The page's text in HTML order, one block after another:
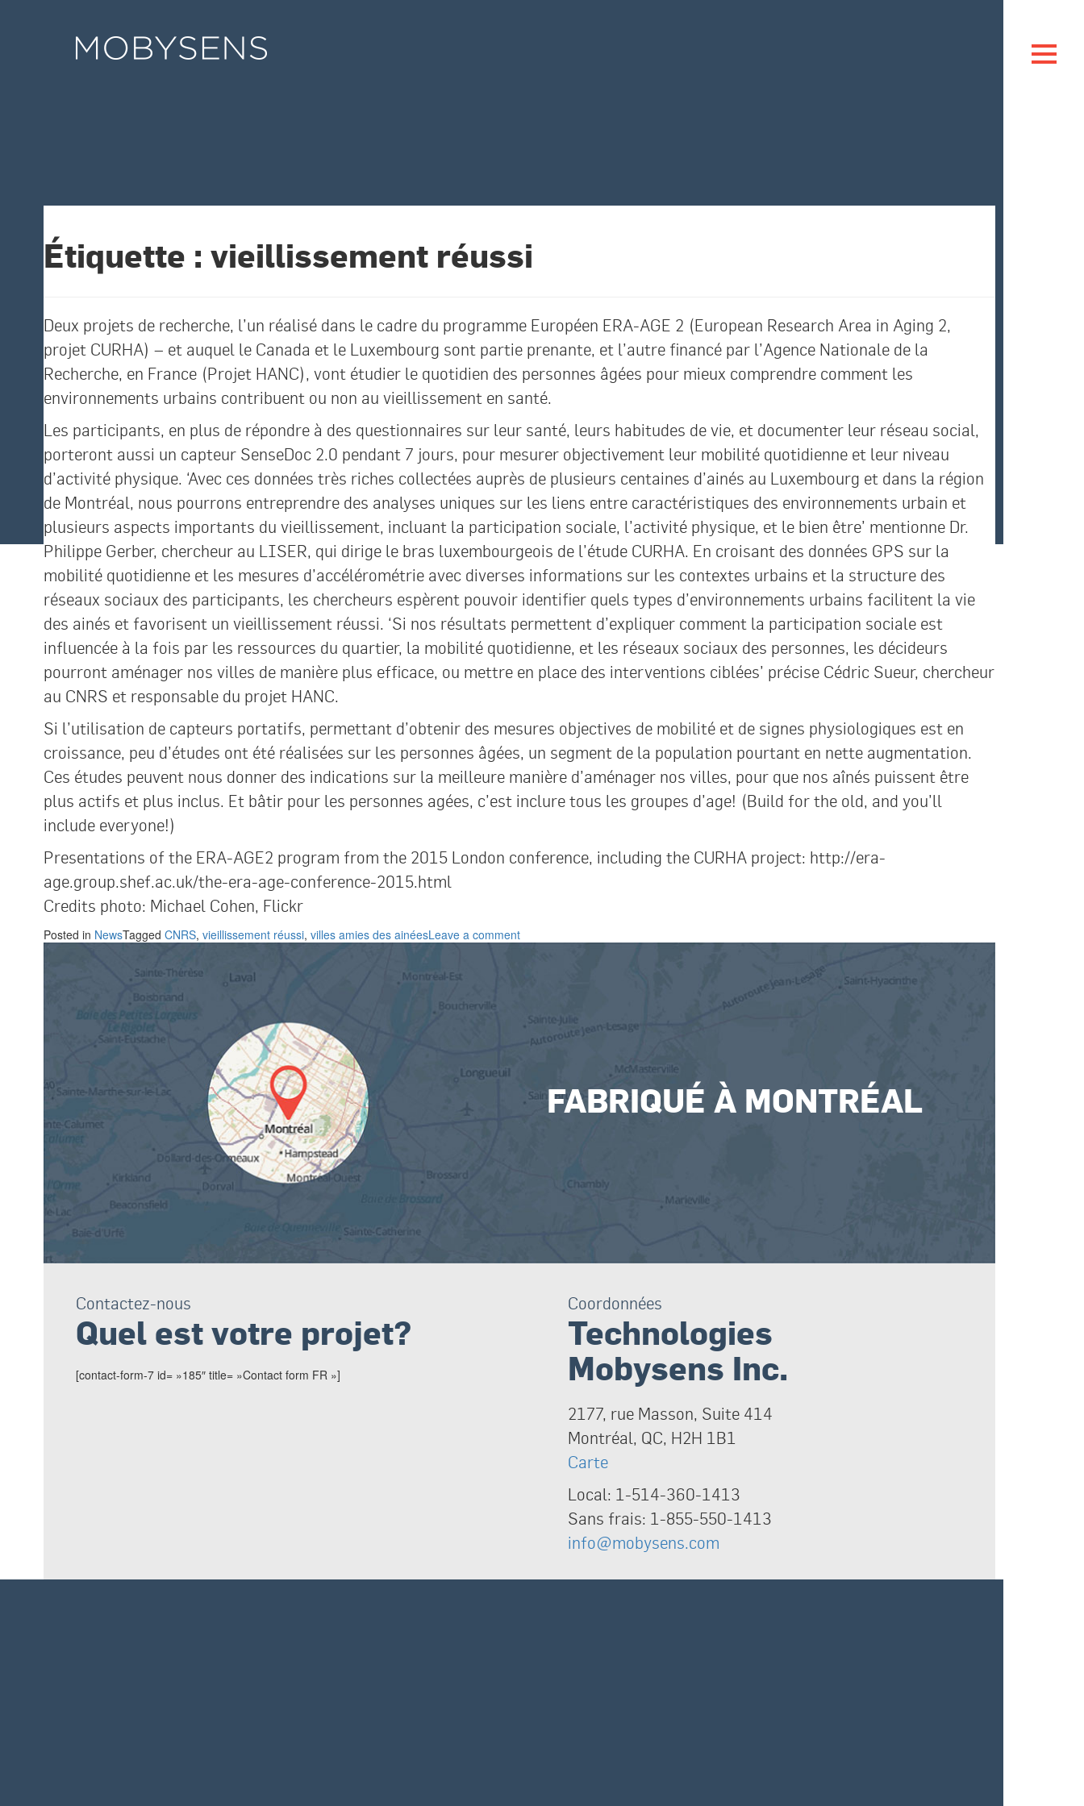
Étiquette : vieillissement réussi
Deux projets de recherche, l’un réalisé dans le cadre du programme Européen ERA-AGE 2 (European Research Area in Aging 2,
projet CURHA) – et auquel le Canada et le Luxembourg sont partie prenante, et l’autre financé par l’Agence Nationale de la
Recherche, en France (Projet HANC), vont étudier le quotidien des personnes âgées pour mieux comprendre comment les
environnements urbains contribuent ou non au vieillissement en santé.
Les participants, en plus de répondre à des questionnaires sur leur santé, leurs habitudes de vie, et documenter leur réseau social,
porteront aussi un capteur SenseDoc 2.0 pendant 7 jours, pour mesurer objectivement leur mobilité quotidienne et leur niveau
d’activité physique. ‘Avec ces données très riches collectées auprès de plusieurs centaines d’ainés au Luxembourg et dans la région
de Montréal, nous pourrons entreprendre des analyses uniques sur les liens entre caractéristiques des environnements urbain et
plusieurs aspects importants du vieillissement, incluant la participation sociale, l’activité physique, et le bien être’ mentionne Dr.
Philippe Gerber, chercheur au LISER, qui dirige le bras luxembourgeois de l’étude CURHA. En croisant des données GPS sur la
mobilité quotidienne et les mesures d’accélérométrie avec diverses informations sur les contextes urbains et la structure des
réseaux sociaux des participants, les chercheurs espèrent pouvoir identifier quels types d’environnements urbains facilitent la vie
des ainés et favorisent un vieillissement réussi. ‘Si nos résultats permettent d’expliquer comment la participation sociale est
influencée à la fois par les ressources du quartier, la mobilité quotidienne, et les réseaux sociaux des personnes, les décideurs
pourront aménager nos villes de manière plus efficace, ou mettre en place des interventions ciblées’ précise Cédric Sueur, chercheur
au CNRS et responsable du projet HANC.
Si l’utilisation de capteurs portatifs, permettant d’obtenir des mesures objectives de mobilité et de signes physiologiques est en
croissance, peu d’études ont été réalisées sur les personnes âgées, un segment de la population pourtant en nette augmentation.
Ces études peuvent nous donner des indications sur la meilleure manière d’aménager nos villes, pour que nos aînés puissent être
plus actifs et plus inclus. Et bâtir pour les personnes agées, c’est inclure tous les groupes d’age! (Build for the old, and you’ll
include everyone!)
Presentations of the ERA-AGE2 program from the 2015 London conference, including the CURHA project: http://era-
age.group.shef.ac.uk/the-era-age-conference-2015.html
Credits photo: Michael Cohen, Flickr
Posted in NewsTagged CNRS, vieillissement réussi, villes amies des ainéesLeave a comment
FABRIQUÉ À MONTRÉAL
Contactez-nous
Quel est votre projet?
[contact-form-7 id= »185″ title= »Contact form FR »]
Coordonnées
Technologies
Mobysens Inc.
2177, rue Masson, Suite 414
Montréal, QC, H2H 1B1
Carte
Local: 1-514-360-1413
Sans frais: 1-855-550-1413
info@mobysens.com